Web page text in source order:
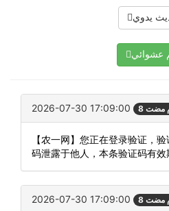
يدوي
عشوائي
2026-07-30 17:09:00 مضت
【农一网】您正在登录验证，
码泄露于他人，本条验证码有效
2026-07-30 17:09:00 مضت